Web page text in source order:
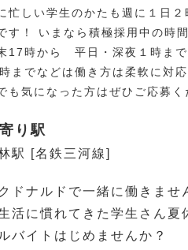
忙しい学生のかたも週に１日２
す！ いまなら積極採用中の時
17時から 平日・深夜１時ま
までなどは働き方は柔軟に対
も気になった方はぜひご応募く
り駅
駅 [名鉄三河線]
ドナルドで一緒に働きませ
活に慣れてきた学生さん夏
バイトはじめませんか？